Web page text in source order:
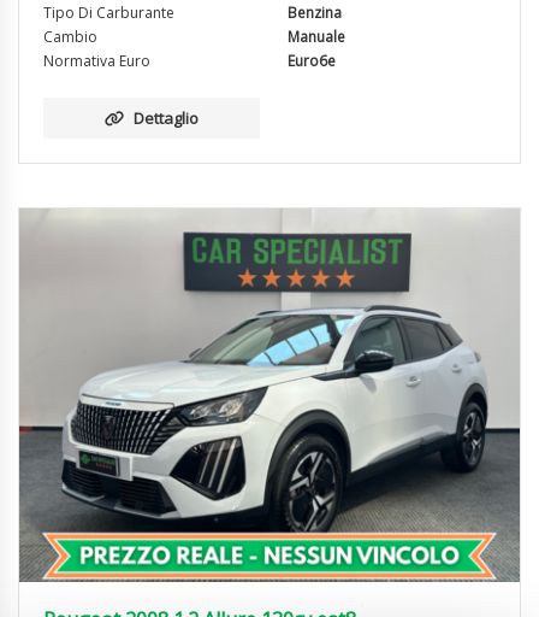
Tipo Di Carburante
Benzina
Cambio
Manuale
Normativa Euro
Euro6e
Dettaglio